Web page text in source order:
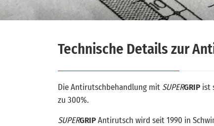
Technische Details zur
Die Antirutschbehandlung mit SUPERGRIP ist
zu 300%.
SUPERGRIPAntirutsch wird seit 1990 in